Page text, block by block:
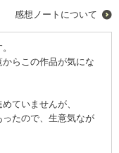
感想ノートについて
らこの作品が気にな
ていませんが、
たので、生意気なが